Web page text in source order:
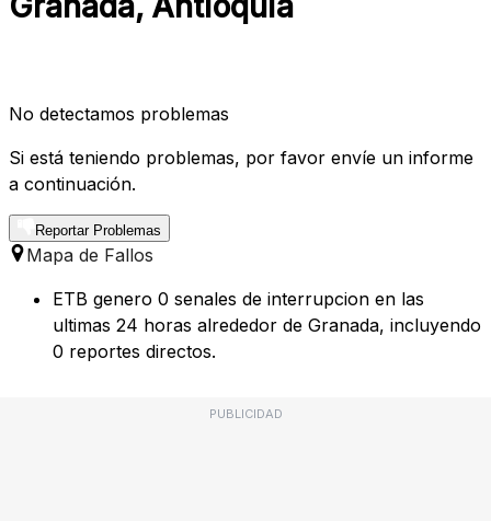
No detectamos problemas
Si está teniendo problemas, por favor envíe un informe
a continuación.
Reportar Problemas
Mapa de Fallos
ETB genero 0 senales de interrupcion en las
ultimas 24 horas alrededor de Granada, incluyendo
0 reportes directos.
PUBLICIDAD